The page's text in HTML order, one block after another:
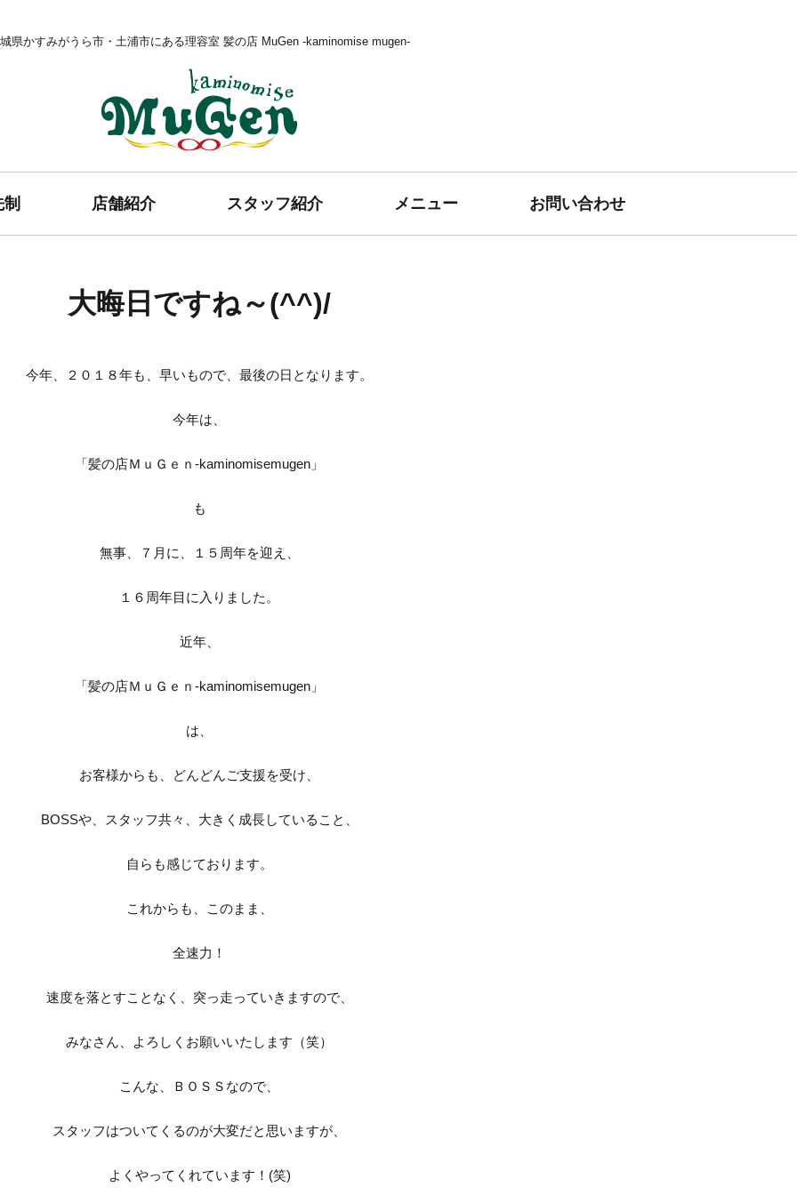
県かすみがうら市・土浦市にある理容室 髪の店 MuGen -kaminomise mugen-
店舗紹介 スタッフ紹介 メニュー お問い合わせ
大晦日ですね～(^^)/
今年、２０１８年も、早いもので、最後の日となります。
今年は、
「髪の店ＭｕＧｅｎ-kaminomisemugen」
も
無事、７月に、１５周年を迎え、
１６周年目に入りました。
近年、
「髪の店ＭｕＧｅｎ-kaminomisemugen」
は、
お客様からも、どんどんご支援を受け、
BOSSや、スタッフ共々、大きく成長していること、
自らも感じております。
これからも、このまま、
全速力！
速度を落とすことなく、突っ走っていきますので、
みなさん、よろしくお願いいたします（笑）
こんな、ＢＯＳＳなので、
スタッフはついてくるのが大変だと思いますが、
よくやってくれています！(笑)